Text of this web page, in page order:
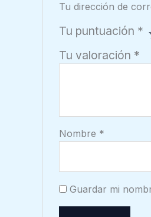
Tu dirección de
Tu puntuación *
Tu valoración *
Nombre *
Guardar mi